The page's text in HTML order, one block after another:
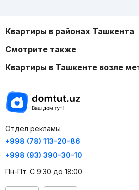
Квартиры в районах Ташкента
Смотрите также
Квартиры в Ташкенте возле
Отдел рекламы
+998 (78) 113-20-86
+998 (93) 390-30-10
Пн-Пт. С 9:30 до 18:00